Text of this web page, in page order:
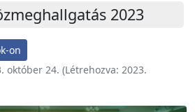
2023
on
október 24. (Létrehozva: 2023.